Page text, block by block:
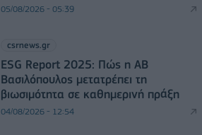
05/08/2026 - 05:39
csrnews.gr
ESG Report 2025: Πώς η ΑΒ
Βασιλόπουλος μετατρέπει τη
βιωσιμότητα σε καθημερινή πράξη
04/08/2026 - 12:54